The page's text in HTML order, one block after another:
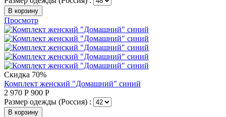
В корзину
Просмотр
Скидка 70%
Комплект женский "Домашний" синий
2 970 Р 900 Р
Размер одежды (Россия) :
В корзину